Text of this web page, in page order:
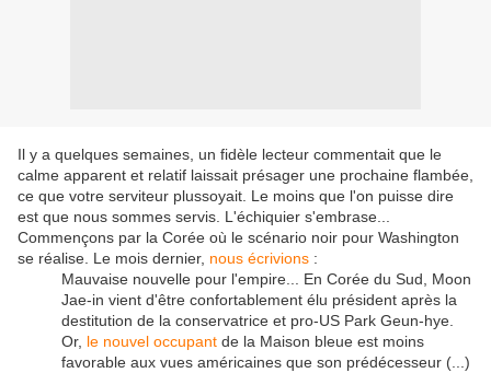
Il y a quelques semaines, un fidèle lecteur commentait que le
calme apparent et relatif laissait présager une prochaine flambée,
ce que votre serviteur plussoyait. Le moins que l'on puisse dire
est que nous sommes servis. L'échiquier s'embrase...
Commençons par la Corée où le scénario noir pour Washington
se réalise. Le mois dernier, nous écrivions :
Mauvaise nouvelle pour l'empire... En Corée du Sud, Moon
Jae-in vient d'être confortablement élu président après la
destitution de la conservatrice et pro-US Park Geun-hye.
Or, le nouvel occupant de la Maison bleue est moins
favorable aux vues américaines que son prédécesseur (...)